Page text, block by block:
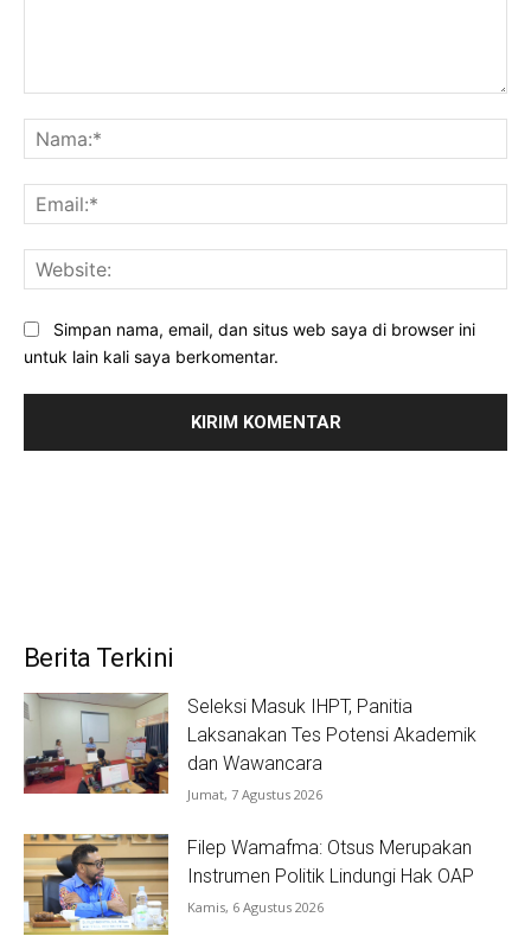
Simpan nama, email, dan situs web saya di browser ini
untuk lain kali saya berkomentar.
Berita Terkini
Seleksi Masuk IHPT, Panitia
Laksanakan Tes Potensi Akademik
dan Wawancara
Jumat, 7 Agustus 2026
Filep Wamafma: Otsus Merupakan
Instrumen Politik Lindungi Hak OAP
Kamis, 6 Agustus 2026